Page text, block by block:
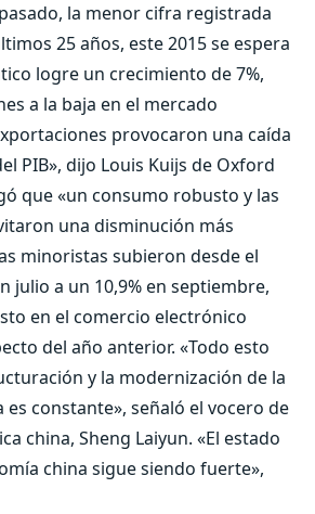
la menor cifra registrada
25 años, este 2015 se espera
logre un crecimiento de 7%,
a la baja en el mercado
provocaron una caída
PIB», dijo Louis Kuijs de Oxford
que «un consumo robusto y las
una disminución más
minoristas subieron desde el
julio a un 10,9% en septiembre,
en el comercio electrónico
del año anterior. «Todo esto
y la modernización de la
es constante», señaló el vocero de
china, Sheng Laiyun. «El estado
china sigue siendo fuerte»,